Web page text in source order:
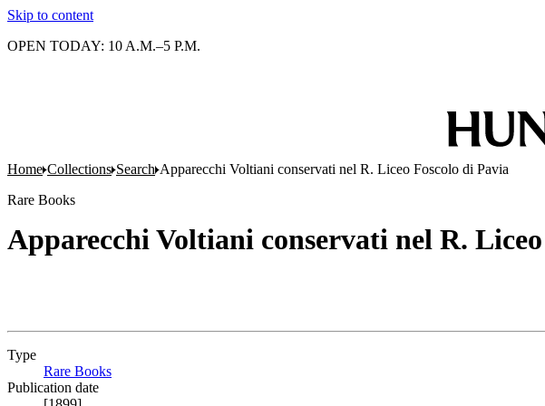
Skip to content
OPEN TODAY: 10 A.M.–5 P.M.
Home Collections Search Apparecchi Voltiani conservati nel R. Liceo Foscolo di Pavia
Rare Books
Apparecchi Voltiani conservati nel R.
Type
Rare Books
Publication date